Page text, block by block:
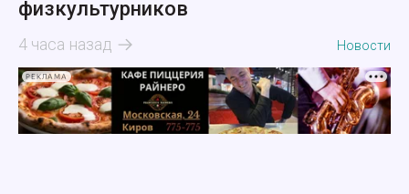
физкультурников
4 часа назад Новости
РЕКЛАМА